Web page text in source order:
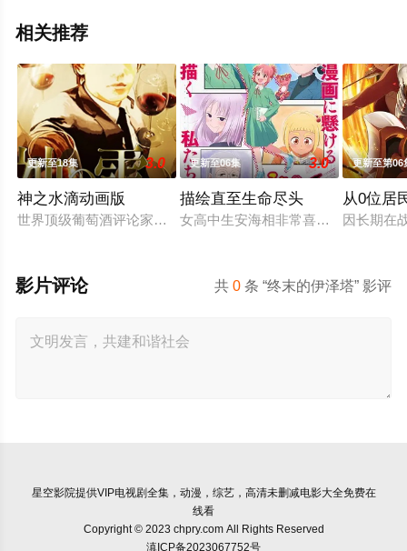
相关推荐
更新至18集 3.0
神之水滴动画版
世界顶级葡萄酒评论家神咲丰多香去世以后，留下了价值20亿
更新至06集 3.0
描绘直至生命尽头
女高中生安海相非常喜欢看漫画，尤
更新至第06
从0位居
因长期在
共0 条 “终末的伊泽塔” 影评
影片评论
星空影院提供VIP电视剧全集，动漫，综艺，高清未删减电影大全免费在
线看
Copyright © 2023 chpry.com All Rights Reserved
滇ICP备2023067752号